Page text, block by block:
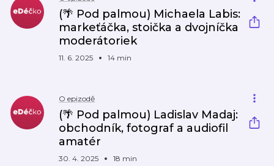
(🌴 Pod palmou) Michaela Labis:
markeťáčka, stoička a dvojníčka
moderátoriek
11. 6. 2025 14 min
O epizodě
(🌴 Pod palmou) Ladislav Madaj:
obchodník, fotograf a audiofil
amatér
30. 4. 2025 18 min